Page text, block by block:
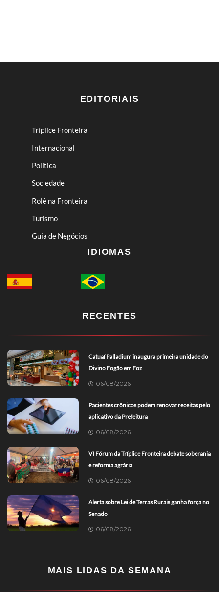
EDITORIAIS
Tríplice Fronteira
Internacional
Política
Sociedade
Rolê na Fronteira
Turismo
Guia de Negócios
IDIOMAS
RECENTES
Catuaí Palladium inaugura primeira unidade do
Divino Fogão em Foz
06/08/2026
Pacientes crônicos podem renovar receitas pelo
aplicativo da Prefeitura
06/08/2026
VI Fórum da Tríplice Fronteira debate soberania
e reforma agrária
06/08/2026
Alerta sobre Lei de Terras Rurais ganha força no
Senado
06/08/2026
MAIS LIDAS DA SEMANA